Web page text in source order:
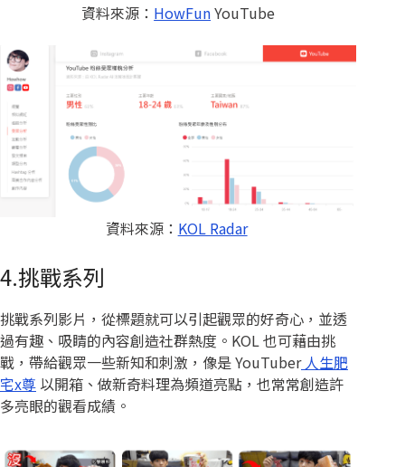
資料來源： HowFunYouTube
資料來源： KOL Radar
4.挑戰系列
挑戰系列影片，從標題就可以引起觀眾的好奇心，並透
過有趣、吸睛的內容創造社群熱度。KOL 也可藉由挑
戰，帶給觀眾一些新知和刺激，像是 YouTuber人生肥
宅x尊 以開箱、做新奇料理為頻道亮點，也常常創造許
多亮眼的觀看成績。